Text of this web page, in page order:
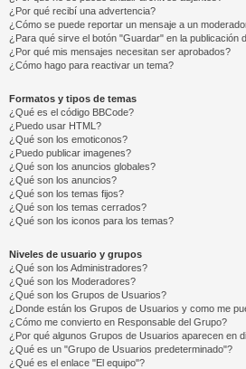
¿Por qué recibí una advertencia?
¿Cómo se puede reportar un mensaje a un
¿Para qué sirve el botón "Guardar" en la publicación
¿Por qué mis mensajes necesitan ser aprobados?
¿Cómo hago para reactivar un tema?
Formatos y tipos de temas
¿Qué es el código BBCode?
¿Puedo usar HTML?
¿Qué son los emoticonos?
¿Puedo publicar imagenes?
¿Qué son los anuncios globales?
¿Qué son los anuncios?
¿Qué son los temas fijos?
¿Qué son los temas cerrados?
¿Qué son los iconos para los temas?
Niveles de usuario y grupos
¿Qué son los Administradores?
¿Qué son los Moderadores?
¿Qué son los Grupos de Usuarios?
¿Donde están los Grupos de Usuarios y como me
¿Cómo me convierto en Responsable del Grupo?
¿Por qué algunos Grupos de Usuarios aparecen en
¿Qué es un "Grupo de Usuarios predeterminado"?
¿Qué es el enlace "El equipo"?